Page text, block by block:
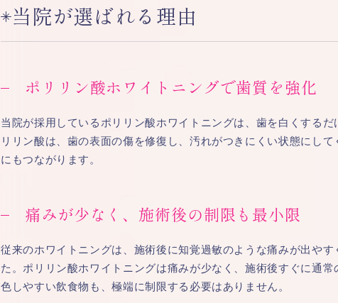
当院が選ばれる理由
ポリリン酸ホワイトニングで歯質を強化
当院が採用しているポリリン酸ホワイトニングは、歯を白くする
リリン酸は、歯の表面の傷を修復し、汚れがつきにくい状態にし
にもつながります。
痛みが少なく、施術後の制限も最小限
従来のホワイトニングは、施術後に知覚過敏のような痛みが出や
た。ポリリン酸ホワイトニングは痛みが少なく、施術後すぐに通
色しやすい飲食物も、極端に制限する必要はありません。